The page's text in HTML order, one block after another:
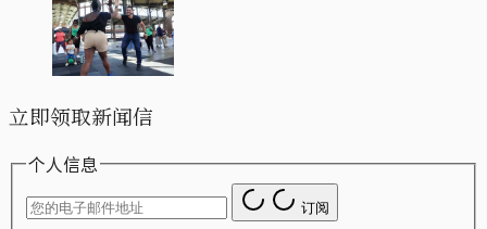
立即领取新闻信
个人信息
订阅